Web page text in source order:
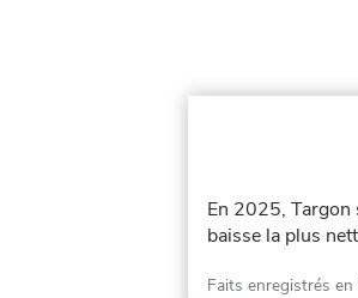
En 2025, Targon
baisse la plus
Faits enregistrés